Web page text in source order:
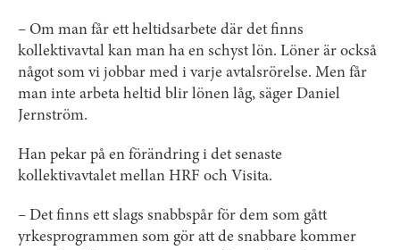
– Om man får ett heltidsarbete där det finns
kollektivavtal kan man ha en schyst lön. Löner är också
något som vi jobbar med i varje avtalsrörelse. Men får
man inte arbeta heltid blir lönen låg, säger Daniel
Jernström.
Han pekar på en förändring i det senaste
kollektivavtalet mellan HRF och Visita.
– Det finns ett slags snabbspår för dem som gått
yrkesprogrammen som gör att de snabbare kommer